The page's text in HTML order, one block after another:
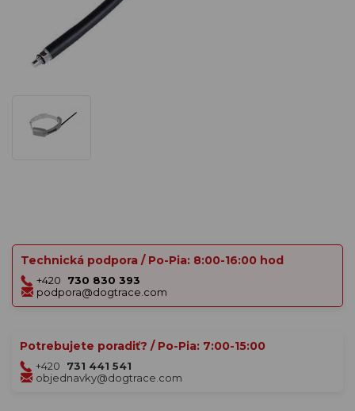
Technická podpora / Po-Pia: 8:00-16:00 hod
+420
730 830 393
podpora@dogtrace.com
Potrebujete poradiť? / Po-Pia: 7:00-15:00
+420
731 441 541
objednavky@dogtrace.com